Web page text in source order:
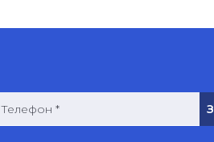
Телефон *